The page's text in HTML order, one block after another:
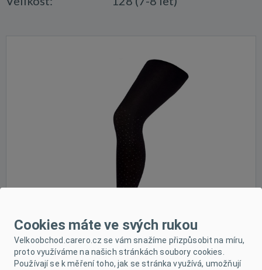
Cookies máte ve svých rukou
Velkoobchod.carero.cz se vám snažíme přizpůsobit na míru,
proto využíváme na našich stránkách soubory cookies.
Používají se k měření toho, jak se stránka využívá, umožňují